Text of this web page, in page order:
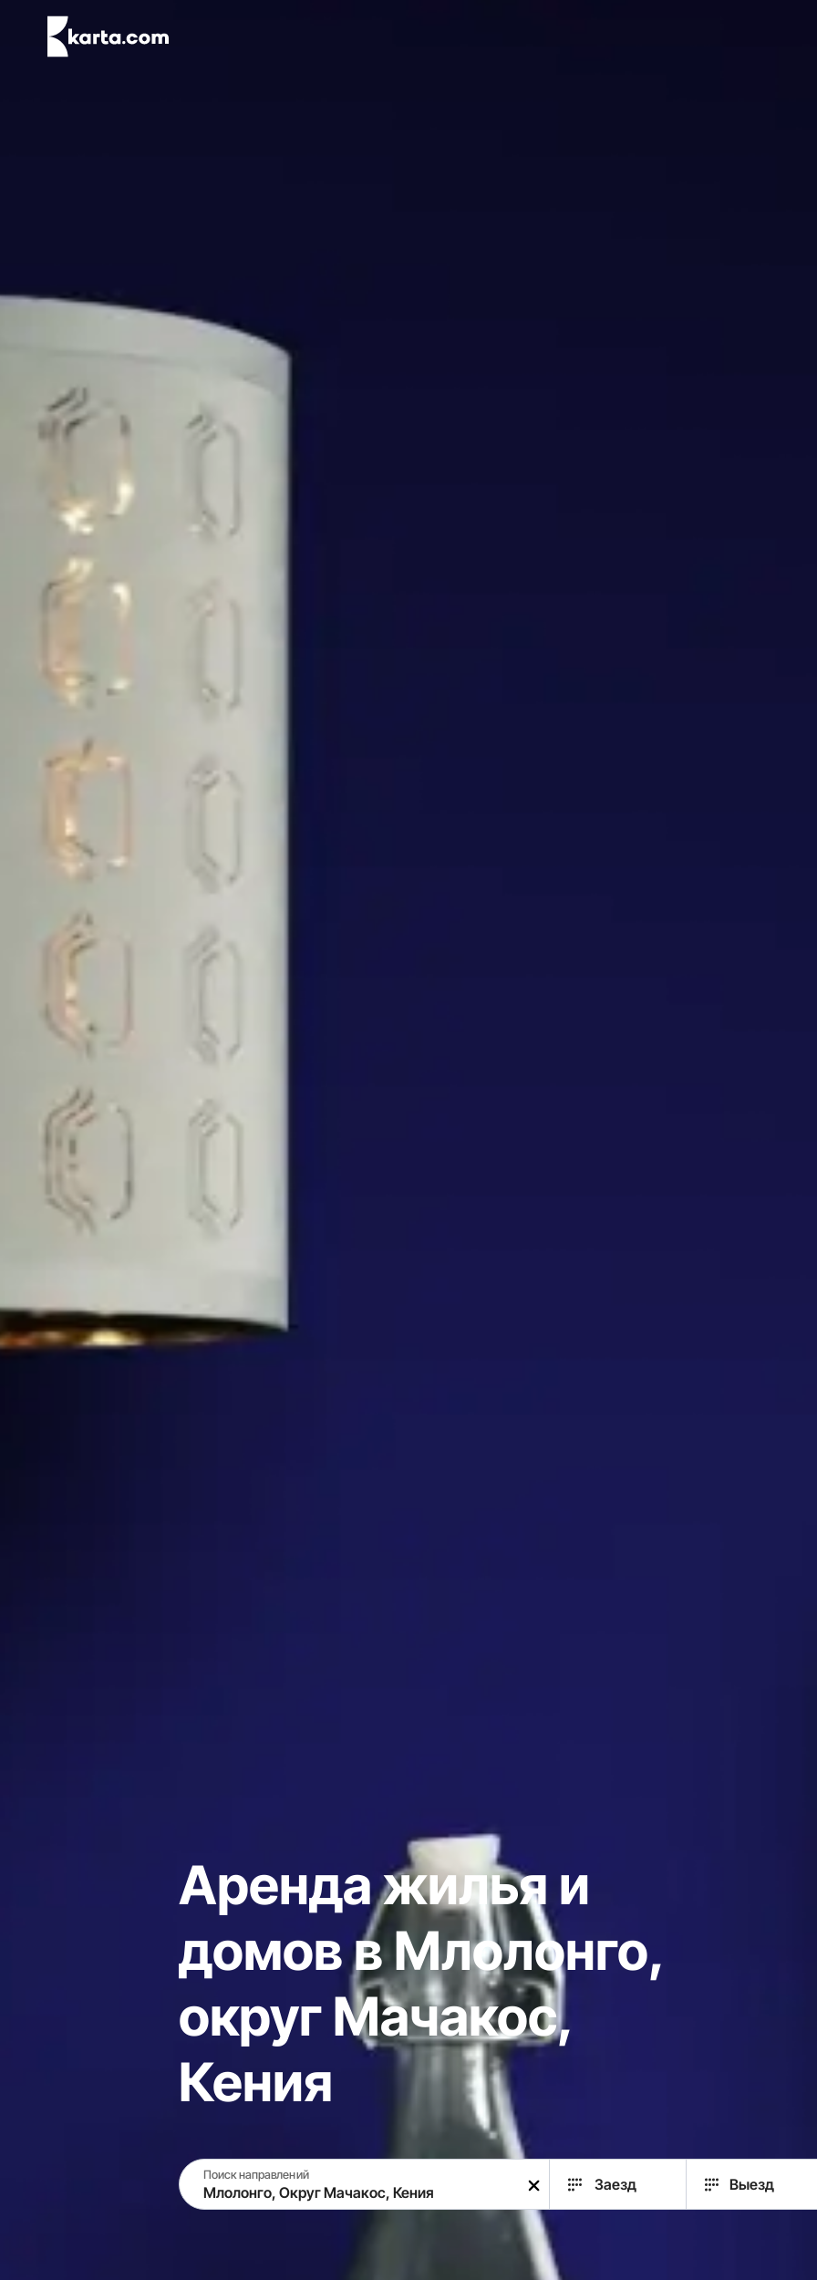
Аренда жилья и
домов в Млолонго,
округ Мачакос,
Кения
Поиск направлений
Заезд Выезд